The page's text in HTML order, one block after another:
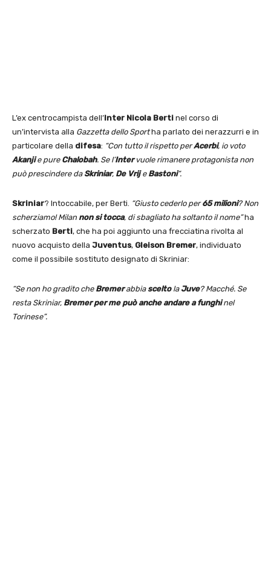
L’ex centrocampista dell’Inter Nicola Berti nel corso di
un’intervista alla Gazzetta dello Sportha parlato dei nerazzurri e in
particolare della difesa: “Con tutto il rispetto perAcerbi, io voto
Akanjie pure Chalobah. Se l’Intervuole rimanere protagonista non
può prescindere da Skriniar, De Vrije Bastoni“.
Skriniar? Intoccabile, per Berti. “Giusto cederlo per65 milioni? Non
scherziamo! Milan non si tocca, di sbagliato ha soltanto il nome”ha
scherzato Berti, che ha poi aggiunto una frecciatina rivolta al
nuovo acquisto della Juventus, Gleison Bremer, individuato
come il possibile sostituto designato di Skriniar:
“Se non ho gradito che Bremerabbia sceltola Juve? Macché. Se
resta Skriniar, Bremer per me può anche andare a funghinel
Torinese”.